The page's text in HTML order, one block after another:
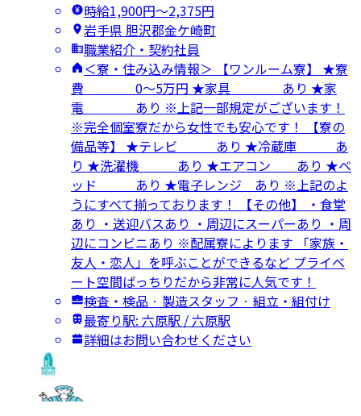
時給1,900円〜2,375円
岩手県 胆沢郡金ケ崎町
職業紹介・契約社員
＜寮・住み込み情報＞ 【ワンルーム寮】 ★寮
費 0～5万円 ★家具 あり ★家
電 あり ※上記一部規定がございます！
※完全個室寮だから女性でも安心です！ 【寮の
備品等】 ★テレビ あり ★冷蔵庫 あ
り ★洗濯機 あり ★エアコン あり ★ベ
ッド あり ★電子レンジ あり ※上記のよ
うにすべて揃っております！ 【その他】 ・食堂
あり ・送迎バスあり ・周辺にスーパーあり ・周
辺にコンビニあり ※配属寮によります 「家族・
友人・恋人」を呼ぶことができるなど プライベ
ート空間ばっちりだから非常に人気です！
検査・検品 · 製造スタッフ · 組立・組付け
最寄り駅: 六原駅 / 六原駅
詳細はお問い合わせください